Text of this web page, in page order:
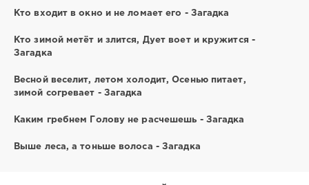
Кто входит в окно и не ломает его - Загадка
Кто зимой метёт и злится, Дует воет и кружится -
Загадка
Весной веселит, летом холодит, Осенью питает,
зимой согревает - Загадка
Каким гребнем Голову не расчешешь - Загадка
Выше леса, а тоньше волоса - Загадка